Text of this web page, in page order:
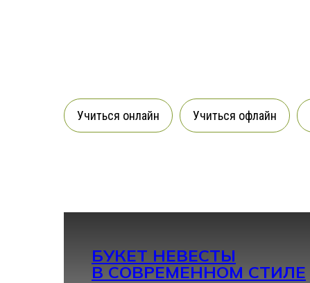
Учиться онлайн Учиться офлайн
БУКЕТ НЕВЕСТЫ
В СОВРЕМЕННОМ СТИЛЕ